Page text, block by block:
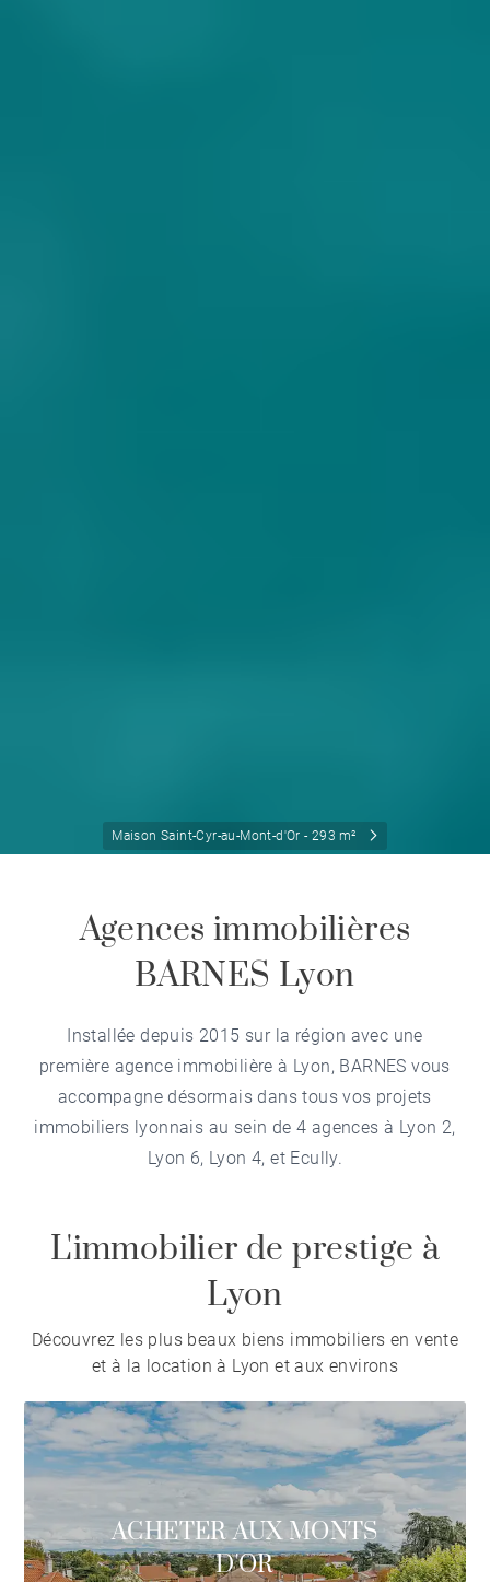
Maison Saint-Cyr-au-Mont-d'Or - 293 m²
Agences immobilières
BARNES Lyon
Installée depuis 2015 sur la région avec une
première agence immobilière à Lyon, BARNES vous
accompagne désormais dans tous vos projets
immobiliers lyonnais au sein de 4 agences à Lyon 2,
Lyon 6, Lyon 4, et Ecully.
L'immobilier de prestige à
Lyon
Découvrez les plus beaux biens immobiliers en vente
et à la location à Lyon et aux environs
ACHETER AUX MONTS
D'OR